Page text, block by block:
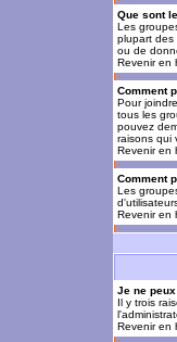
Que sont
Les
plupart des
ou de
Revenir en
Comment
Pour
tous les
pouvez
raisons qui
Revenir en
Comment
Les
Revenir en
Je ne
Il y trois
Revenir en